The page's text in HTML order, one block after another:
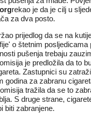
rekao je da je cilj u
za dva posto.
prijedlog da se na
o štetnim posljedicama
pušenja trebaju
je predložila da to
Zastupnici su
godina za zabranu
tražila da se to
S druge strane,
biti zabranjene.